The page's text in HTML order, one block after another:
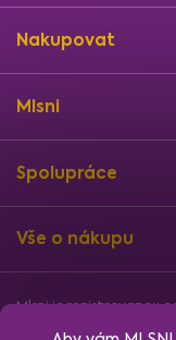
Nakupovat
Mlsni
Spolupráce
Vše o nákupu
Mlsni je registrovanou